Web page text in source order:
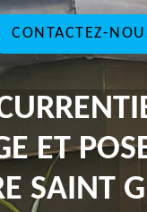
CONTACTEZ-
ET
SAINT